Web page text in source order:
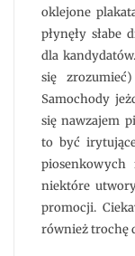
oklejone
płynęły słabe
dla
się
Samochody
się nawzajem
to być
niektóre
promocji.
również trochę